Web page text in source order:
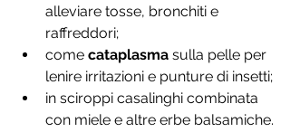
alleviare tosse, bronchiti e
raffreddori;
come cataplasma sulla pelle per
lenire irritazioni e punture di insetti;
in sciroppi casalinghi combinata
con miele e altre erbe balsamiche.